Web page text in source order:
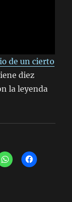
de un cierto
diez
la leyenda